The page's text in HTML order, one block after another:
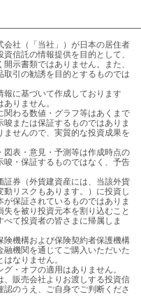
。
）を失う。
が必要だ。
れでは解説していきま
お金に対する「固定観
た自身が無意識のうちに
なものではありません。
期に形作られ、成長する
ます。
定観念のベースとなっ
と捉えられていたかを
えが実際に当たっている
から子どもであったあ
信託の情報提供を目的として、
示書類ではありません。また、
引の勧誘を目的とするものでは
りません。
または保証するものではありま
せんので、実質的な投資成果を
・保証するものではなく、予告
リスクもあります。）に投資し
保証されているものではありま
を被り投資元本を割り込むこと
て投資者の皆さまに帰属しま
機関を通じてご購入いただいた
なりません。
のうえ、ご自身でご判断くださ